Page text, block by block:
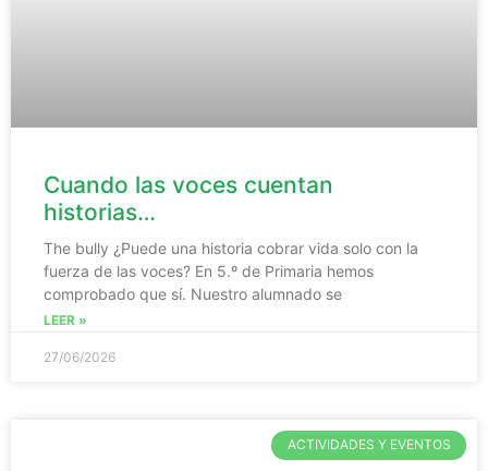
Cuando las voces cuentan
historias…
The bully ¿Puede una historia cobrar vida solo con la
fuerza de las voces? En 5.º de Primaria hemos
comprobado que sí. Nuestro alumnado se
LEER »
27/06/2026
ACTIVIDADES Y EVENTOS